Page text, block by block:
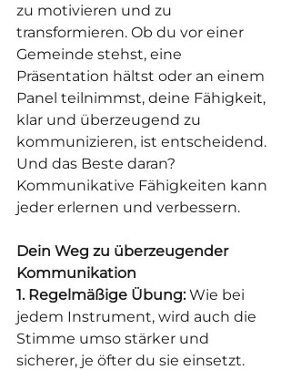
zu motivieren und zu
transformieren. Ob du vor einer
Gemeinde stehst, eine
Präsentation hältst oder an einem
Panel teilnimmst, deine Fähigkeit,
klar und überzeugend zu
kommunizieren, ist entscheidend.
Und das Beste daran?
Kommunikative Fähigkeiten kann
jeder erlernen und verbessern.
Dein Weg zu überzeugender
Kommunikation
1. Regelmäßige Übung: Wie bei
jedem Instrument, wird auch die
Stimme umso stärker und
sicherer, je öfter du sie einsetzt.